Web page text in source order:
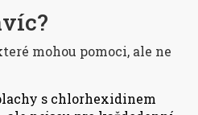
mohou pomoci, ale ne
s chlorhexidinem